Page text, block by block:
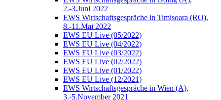
2.-3.Juni 2022
EWS Wirtschaftsgespräche in Timisoara (RO),
8.-11.Mai 2022
EWS EU Live (05/2022)
EWS EU Live (04/2022)
EWS EU Live (03/2022)
EWS EU Live (02/2022)
EWS EU Live (01/2022)
EWS EU Live (12/2021)
EWS Wirtschaftsgespräche in Wien (A),
3.-5.November 2021